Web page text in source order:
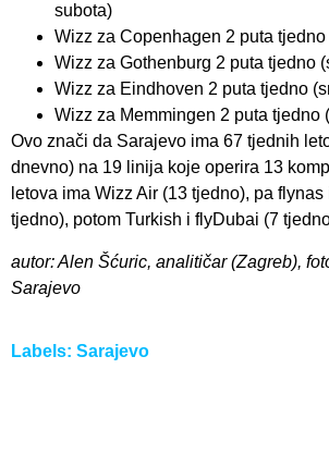
subota)
Wizz za Copenhagen 2 puta
Wizz za Gothenburg 2 puta tjedno
Wizz za Eindhoven 2 puta tjedno
Wizz za Memmingen 2 puta tjedno
Ovo znači da Sarajevo ima 67 tjednih
dnevno) na 19 linija koje operira 13
letova ima Wizz Air (13 tjedno), pa
tjedno), potom Turkish i flyDubai (7
autor: Alen Šćuric, analitičar (Zagreb),
Sarajevo
Labels: Sarajevo